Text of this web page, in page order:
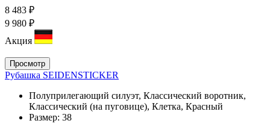
8 483 ₽
9 980 ₽
Акция
Просмотр
Рубашка SEIDENSTICKER
Полуприлегающий силуэт, Классический воротник,
Классический (на пуговице), Клетка, Красный
Размер: 38